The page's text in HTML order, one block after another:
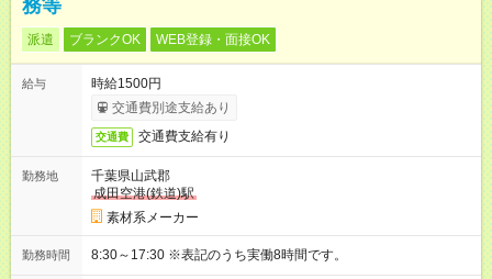
務等
派遣 ブランクOK WEB登録・面接OK
給与
時給1500円
交通費別途支給あり
交通費 交通費支給有り
勤務地
千葉県山武郡
成田空港(鉄道)駅
素材系メーカー
勤務時間 8:30～17:30 ※表記のうち実働8時間です。